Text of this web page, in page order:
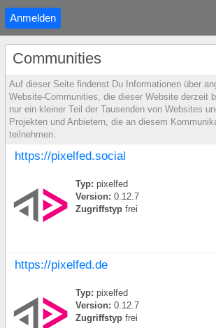
Anmelden
Communities
Auf dieser Seite findenst Du Informationen über
Website-Communities, die dieser Website derzeit
nur ein kleiner Teil der Tausenden von Websites
Projekten und Anbietern, die an diesem
teilnehmen.
https://pixelfed.social
Typ: pixelfed
Version: 0.12.7
Zugriffstyp frei
https://pixelfed.de
Typ: pixelfed
Version: 0.12.7
Zugriffstyp frei